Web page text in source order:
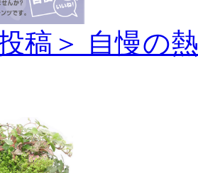
稿＞ 自慢の